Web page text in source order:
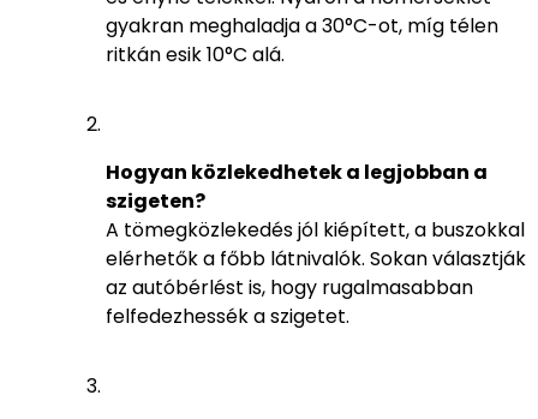
gyakran meghaladja a 30°C-ot, míg télen
ritkán esik 10°C alá.
Hogyan közlekedhetek a legjobban a
szigeten?
A tömegközlekedés jól kiépített, a buszokkal
elérhetők a főbb látnivalók. Sokan választják
az autóbérlést is, hogy rugalmasabban
felfedezhessék a szigetet.